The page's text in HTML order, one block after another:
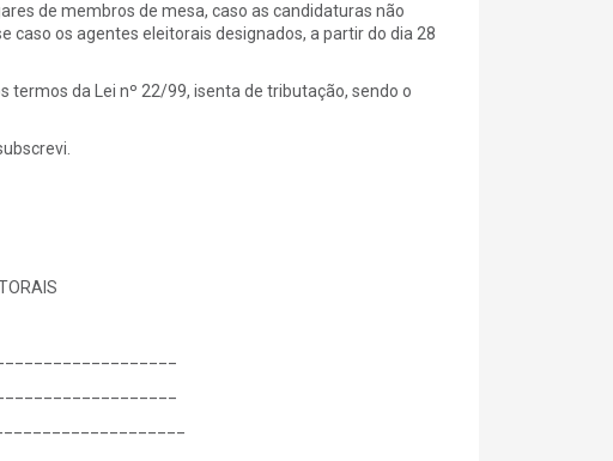
de membros de mesa, caso as candidaturas não
os agentes eleitorais designados, a partir do dia 28
da Lei nº 22/99, isenta de tributação, sendo o